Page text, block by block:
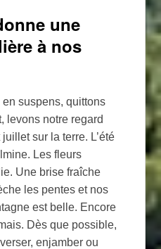
une
à nos
suspens, quittons
levons notre regard
sur la terre. L’été
Les fleurs
Une brise fraîche
les pentes et nos
est belle. Encore
Dès que possible,
enjamber ou